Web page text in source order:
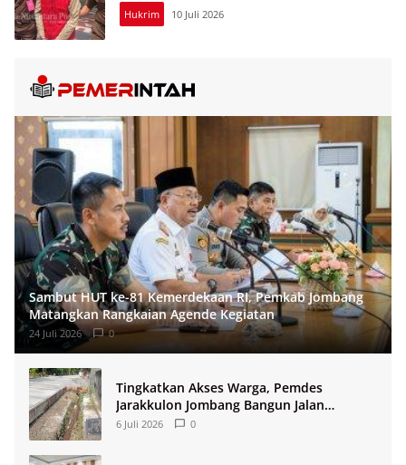
Hukrim 10 Juli 2026
Sambut HUT ke-81 Kemerdekaan RI, Pemkab Jombang
Matangkan Rangkaian Agende Kegiatan
24 Juli 2026 0
Tingkatkan Akses Warga, Pemdes
Jarakkulon Jombang Bangun Jalan
Lingkungan
6 Juli 2026 0